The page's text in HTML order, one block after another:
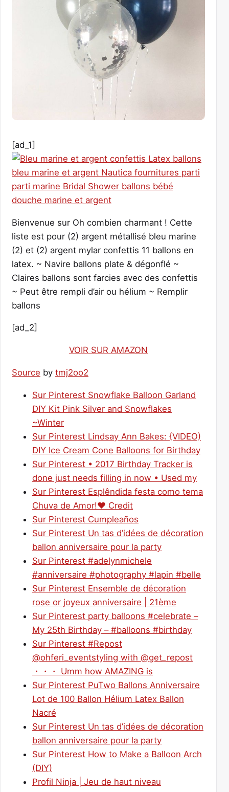
[ad_1]
Bienvenue sur Oh combien charmant ! Cette
liste est pour (2) argent métallisé bleu marine
(2) et (2) argent mylar confettis 11 ballons en
latex. ~ Navire ballons plate & dégonflé ~
Claires ballons sont farcies avec des confettis
~ Peut être rempli d’air ou hélium ~ Remplir
ballons
[ad_2]
VOIR SUR AMAZON
Source by tmj2oo2
Sur Pinterest Snowflake Balloon Garland
DIY Kit Pink Silver and Snowflakes
~Winter
Sur Pinterest Lindsay Ann Bakes: {VIDEO)
DIY Ice Cream Cone Balloons for Birthday
Sur Pinterest • 2017 Birthday Tracker is
done just needs filling in now • Used my
Sur Pinterest Esplêndida festa como tema
Chuva de Amor!❤ Credit
Sur Pinterest Cumpleaños
Sur Pinterest Un tas d’idées de décoration
ballon anniversaire pour la party
Sur Pinterest #adelynmichele
#anniversaire #photography #lapin #belle
Sur Pinterest Ensemble de décoration
rose or joyeux anniversaire | 21ème
Sur Pinterest party balloons #celebrate –
My 25th Birthday – #balloons #birthday
Sur Pinterest #Repost
@ohferi_eventstyling with @get_repost
・・・ Umm how AMAZING is
Sur Pinterest PuTwo Ballons Anniversaire
Lot de 100 Ballon Hélium Latex Ballon
Nacré
Sur Pinterest Un tas d’idées de décoration
ballon anniversaire pour la party
Sur Pinterest How to Make a Balloon Arch
(DIY)
Profil Ninja | Jeu de haut niveau